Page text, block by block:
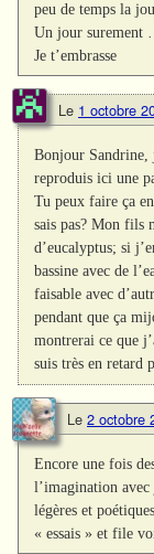
peu de temps la
Un jour surement
Je t’embrasse
Le 1 octobre
Bonjour Sandrine,
reproduis ici une
Tu peux faire ça
sais pas? Mon fils
d’eucalyptus; si
bassine avec de
faisable avec
pendant que ça
montrerai ce que
suis très en retard
Le 2 octobre
Encore une fois
l’imagination avec
légères et
« essais » et file